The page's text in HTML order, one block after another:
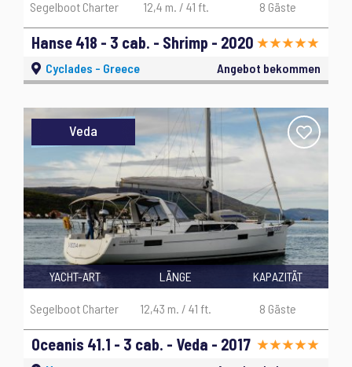
Hanse 418 - 3 cab. - Shrimp - 2020
Segelboot Charter 12,4 m. / 41 ft. 8 Gäste
Cyclades - Greece Angebot bekommen
Veda
Oceanis 41.1 - 3 cab. - Veda - 2017
YACHT-ART
Segelboot Charter
LÄNGE
12,43 m. / 41 ft.
KAPAZITÄT
8 Gäste